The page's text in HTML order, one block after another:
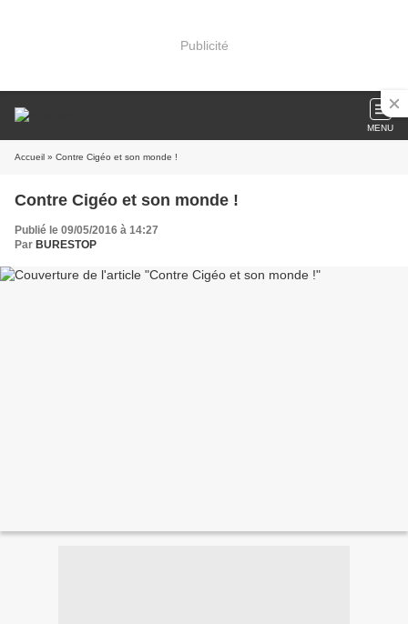
Publicité
MENU
Accueil » Contre Cigéo et son monde !
Contre Cigéo et son monde !
Publié le 09/05/2016 à 14:27
Par BURESTOP